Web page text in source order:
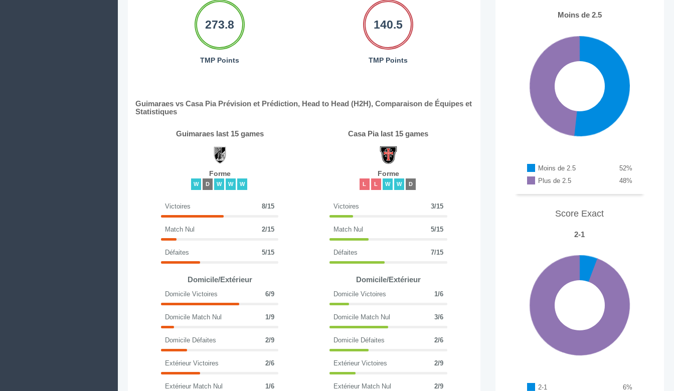
273.8
TMP Points
140.5
TMP Points
Guimaraes vs Casa Pia Prévision et Prédiction, Head to Head (H2H), Comparaison de Équipes et
Statistiques
Guimaraes last 15 games
Forme
W D W W W
Victoires 8/15
Match Nul 2/15
Défaites 5/15
Domicile/Extérieur
Domicile Victoires 6/9
Domicile Match Nul 1/9
Domicile Défaites 2/9
Extérieur Victoires 2/6
Extérieur Match Nul 1/6
Casa Pia last 15 games
Forme
L L W W D
Victoires 3/15
Match Nul 5/15
Défaites 7/15
Domicile/Extérieur
Domicile Victoires 1/6
Domicile Match Nul 3/6
Domicile Défaites 2/6
Extérieur Victoires 2/9
Extérieur Match Nul 2/9
Moins de 2.5
Moins de 2.5 %
52
Plus de 2.5
%
48
Score Exact
2-1
2-1 %
6